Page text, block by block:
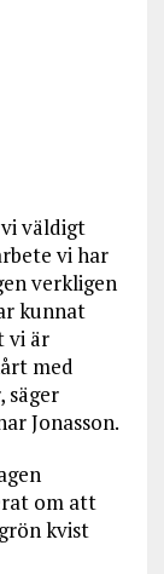
väldigt
vi har
verkligen
kunnat
vi är
med
säger
Jonasson.
om att
kvist